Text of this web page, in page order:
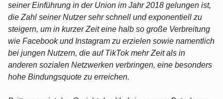
seiner Einführung in der Union im Jahr 2018 gelungen ist,
die Zahl seiner Nutzer sehr schnell und exponentiell zu
steigern, um in kurzer Zeit eine halb so große Verbreitung
wie Facebook und Instagram zu erzielen sowie namentlich
bei jungen Nutzern, die auf TikTok mehr Zeit als in
anderen sozialen Netzwerken verbringen, eine besonders
hohe Bindungsquote zu erreichen.